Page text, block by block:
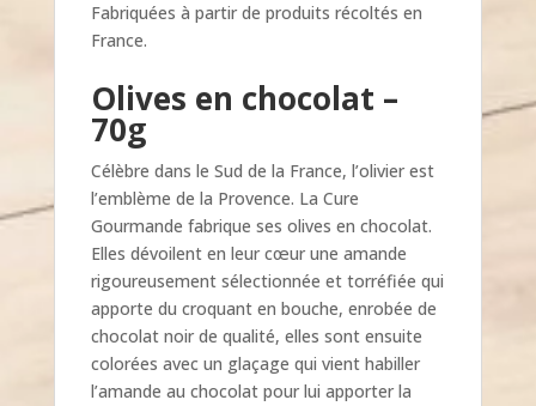
Fabriquées à partir de produits récoltés en
France.
Olives en chocolat –
70g
Célèbre dans le Sud de la France, l’olivier est
l’emblème de la Provence. La Cure
Gourmande fabrique ses olives en chocolat.
Elles dévoilent en leur cœur une amande
rigoureusement sélectionnée et torréfiée qui
apporte du croquant en bouche, enrobée de
chocolat noir de qualité, elles sont ensuite
colorées avec un glaçage qui vient habiller
l’amande au chocolat pour lui apporter la